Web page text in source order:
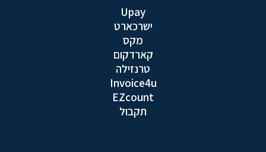
Upay
ישרכארט
מקס
קארדקום
טרנזילה
Invoice4u
EZcount
תקבול